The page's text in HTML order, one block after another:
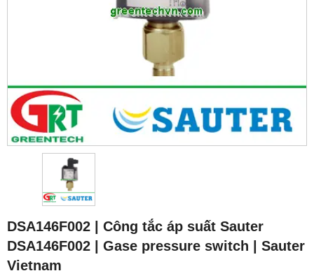
DSA146F002 | Công tắc áp suất Sauter
DSA146F002 | Gase pressure switch | Sauter
Vietnam